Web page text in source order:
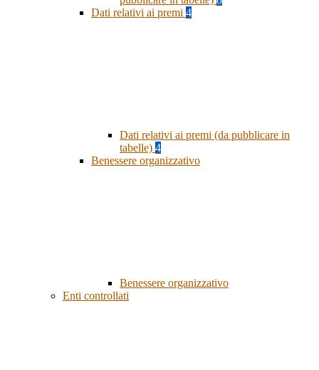
Dati relativi ai premi 4
Dati relativi ai premi (da pubblicare in
tabelle) 4
Benessere organizzativo
Benessere organizzativo
Enti controllati